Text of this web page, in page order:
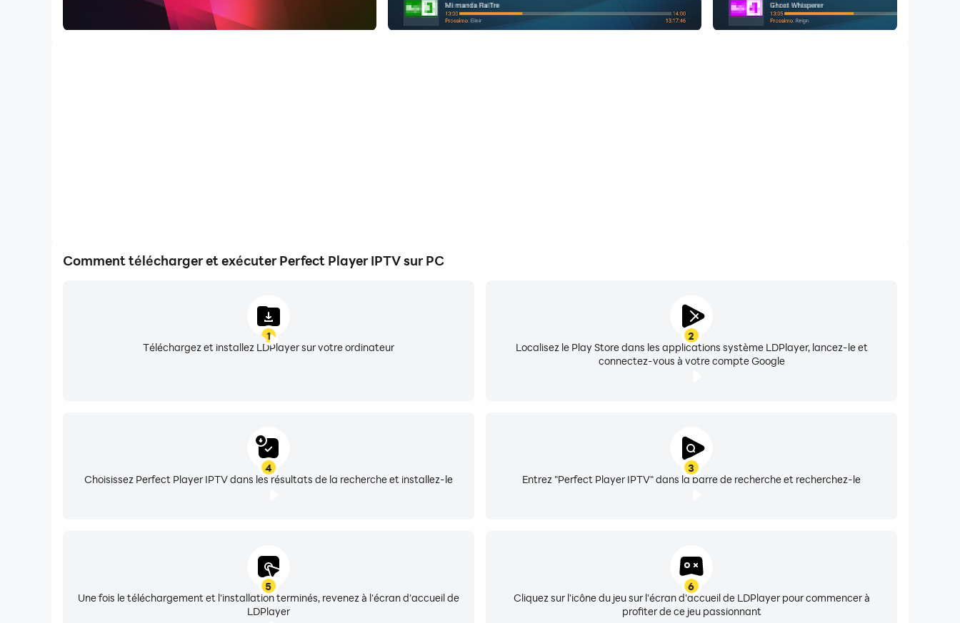
Comment télécharger et exécuter Perfect Player IPTV sur PC
1
Téléchargez et installez LDPlayer sur votre ordinateur
2
Localisez le Play Store dans les applications système LDPlayer, lancez-le et
connectez-vous à votre compte Google
3
Entrez "Perfect Player IPTV" dans la barre de recherche et recherchez-le
4
Choisissez Perfect Player IPTV dans les résultats de la recherche et installez-le
5
Une fois le téléchargement et l'installation terminés, revenez à l'écran d'accueil de
LDPlayer
6
Cliquez sur l'icône du jeu sur l'écran d'accueil de LDPlayer pour commencer à
profiter de ce jeu passionnant